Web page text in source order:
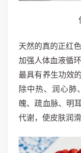
天然的真的正红
加强人体血液循
最具有养生功效
除中热、润心肺
魄、疏血脉、明
代谢，使皮肤润滑